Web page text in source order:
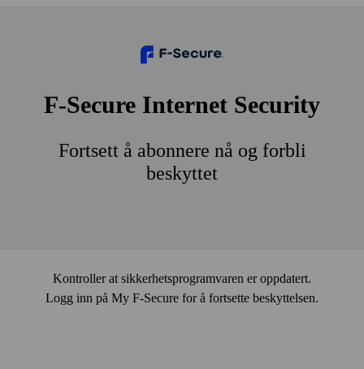
F‑Secure Internet Security
Fort­sett å abonnere nå og forbli
beskyttet
Kontroller at sikkerhetsprogramvaren er oppdatert.
Logg inn på My F‑Secure for å fortsette beskyttelsen.